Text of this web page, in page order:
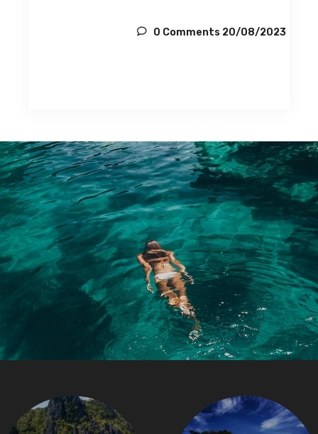
20/08/2023
0 Comments